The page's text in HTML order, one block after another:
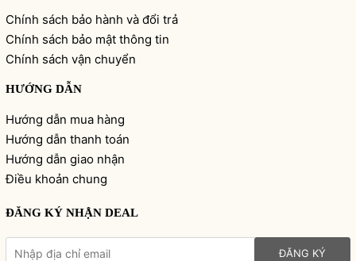
Chính sách bảo hành và đổi trả
Chính sách bảo mật thông tin
Chính sách vận chuyển
HƯỚNG DẪN
Hướng dẫn mua hàng
Hướng dẫn thanh toán
Hướng dẫn giao nhận
Điều khoản chung
ĐĂNG KÝ NHẬN DEAL
ĐĂNG KÝ